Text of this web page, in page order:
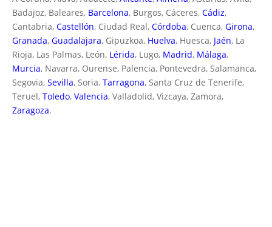
Badajoz, Baleares, Barcelona, Burgos, Cáceres, Cádiz,
Cantabria, Castellón, Ciudad Real, Córdoba, Cuenca, Girona,
Granada, Guadalajara, Gipuzkoa, Huelva, Huesca, Jaén, La
Rioja, Las Palmas, León, Lérida, Lugo, Madrid, Málaga,
Murcia, Navarra, Ourense, Palencia, Pontevedra, Salamanca,
Segovia, Sevilla, Soria, Tarragona, Santa Cruz de Tenerife,
Teruel, Toledo, Valencia, Valladolid, Vizcaya, Zamora,
Zaragoza.